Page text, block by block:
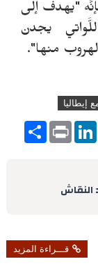
فإنَّه "يهدف إلى
يجدن
منها".
إيطاليا
S
h
P
r
L
I النقاش
قـــراءة المزيد